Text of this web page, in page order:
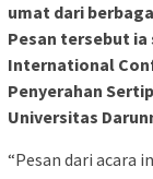
umat dari
Pesan tersebut
International
Penyerahan
Universitas
“Pesan dari acara